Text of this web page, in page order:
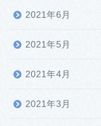
2021年6月
2021年5月
2021年4月
2021年3月